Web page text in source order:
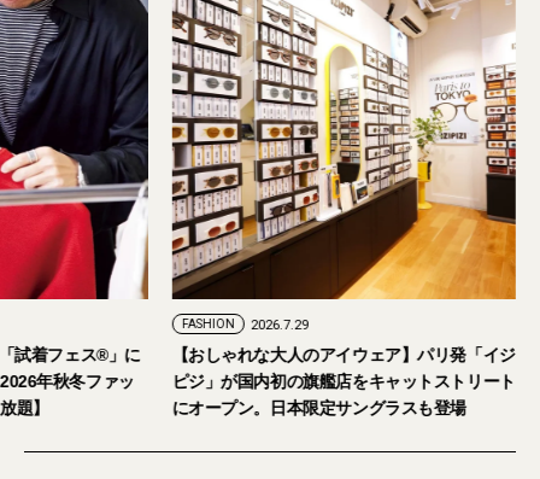
2026年9月5日・6日開催。「試着フェス®︎」に
読者の皆さまをご招待。【2026年秋冬ファッ
ション＆美容アイテム試し放題】
【おしゃれな大人
ピジ」が国内初の
にオープン。日本